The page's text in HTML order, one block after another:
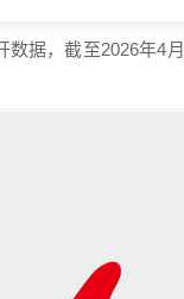
据，截至2026年4